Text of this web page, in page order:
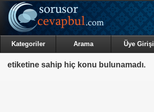
Kategoriler Arama Üye Girişi
etiketine sahip hiç konu bulunamadı.